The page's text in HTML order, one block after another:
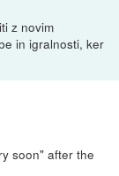
z novim
in igralnosti, ker
soon" after the